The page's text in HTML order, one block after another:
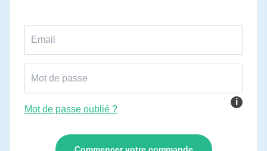
i
Mot de passe oublié ?